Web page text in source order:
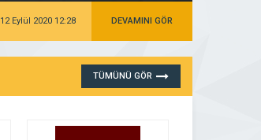
12 Eylül 2020 12:28 DEVAMINI GÖR
TÜMÜNÜ GÖR